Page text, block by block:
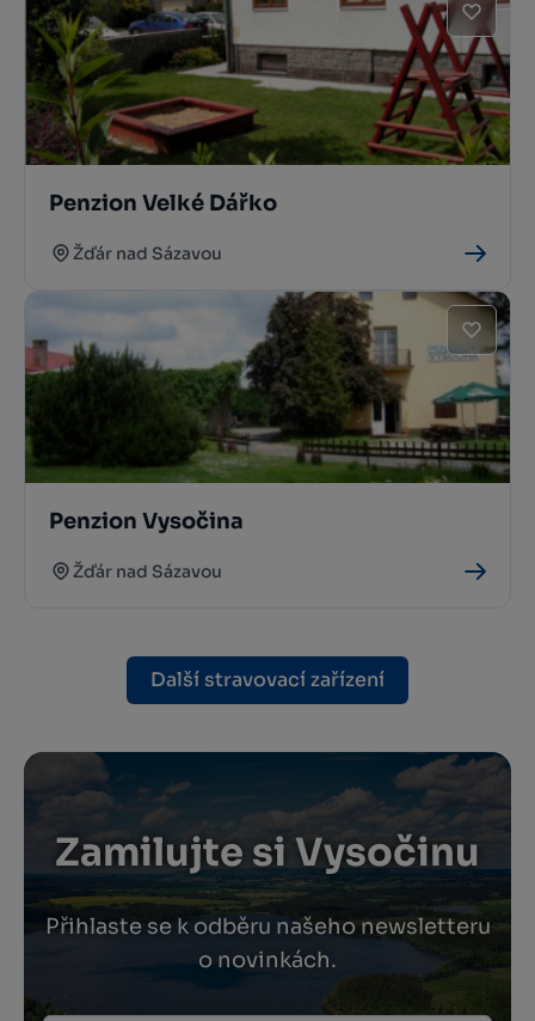
Penzion Velké Dářko
Žďár nad Sázavou
Penzion Vysočina
Žďár nad Sázavou
Další stravovací zařízení
Zamilujte si Vysočinu
Přihlaste se k odběru našeho newsletteru
o novinkách.